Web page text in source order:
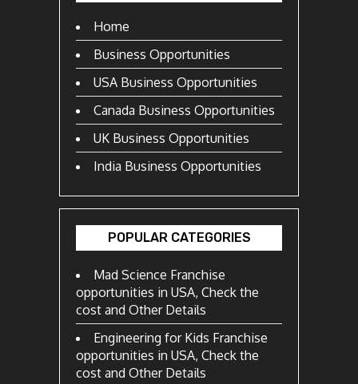
Home
Business Opportunities
USA Business Opportunities
Canada Business Opportunities
UK Business Opportunities
India Business Opportunities
POPULAR CATEGORIES
Mad Science Franchise
opportunities in USA, Check the
cost and Other Details
Engineering for Kids Franchise
opportunities in USA, Check the
cost and Other Details